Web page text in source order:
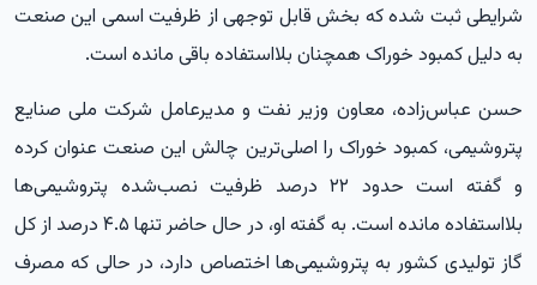
شرایطی ثبت شده که بخش قابل توجهی از ظرفیت اسمی این صنعت
به دلیل کمبود خوراک همچنان بلااستفاده باقی مانده است.
حسن عباس‌زاده، معاون وزیر نفت و مدیرعامل شرکت ملی صنایع
پتروشیمی، کمبود خوراک را اصلی‌ترین چالش این صنعت عنوان کرده
و گفته است حدود ۲۲ درصد ظرفیت نصب‌شده پتروشیمی‌ها
بلااستفاده مانده است. به گفته او، در حال حاضر تنها ۴.۵ درصد از کل
گاز تولیدی کشور به پتروشیمی‌ها اختصاص دارد، در حالی که مصرف